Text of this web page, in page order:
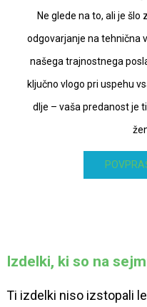
Ne glede na to, ali je
odgovarjanje na tehnična
našega trajnostnega
ključno vlogo pri uspehu
dlje – vaša predanost je
Izdelki, ki so na
Ti izdelki niso izstopali